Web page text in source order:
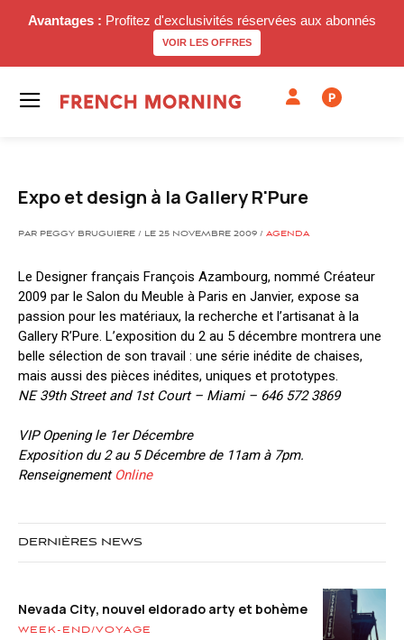
Avantages : Profitez d'exclusivités réservées aux abonnés
VOIR LES OFFRES
P
Expo et design à la Gallery R'Pure
PAR PEGGY BRUGUIERE / LE 25 NOVEMBRE 2009 / AGENDA
Le Designer français François Azambourg, nommé Créateur
2009 par le Salon du Meuble à Paris en Janvier, expose sa
passion pour les matériaux, la recherche et l’artisanat à la
Gallery R’Pure. L’exposition du 2 au 5 décembre montrera une
belle sélection de son travail : une série inédite de chaises,
mais aussi des pièces inédites, uniques et prototypes.
NE 39th Street and 1st Court – Miami – 646 572 3869
VIP Opening le 1er Décembre
Exposition du 2 au 5 Décembre de 11am à 7pm.
Renseignement Online
DERNIÈRES NEWS
Nevada City, nouvel eldorado arty et bohème
WEEK-END/VOYAGE